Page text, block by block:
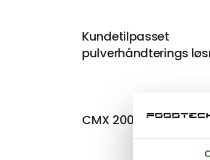
Kundetilpasset
pulverhåndterings
CMX 2000 inline mixer